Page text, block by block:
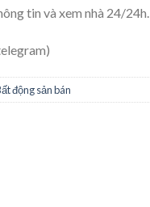
tin và xem nhà 24/24h.
động sản bán